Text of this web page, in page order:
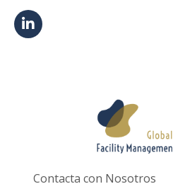
Contacta con Nosotros